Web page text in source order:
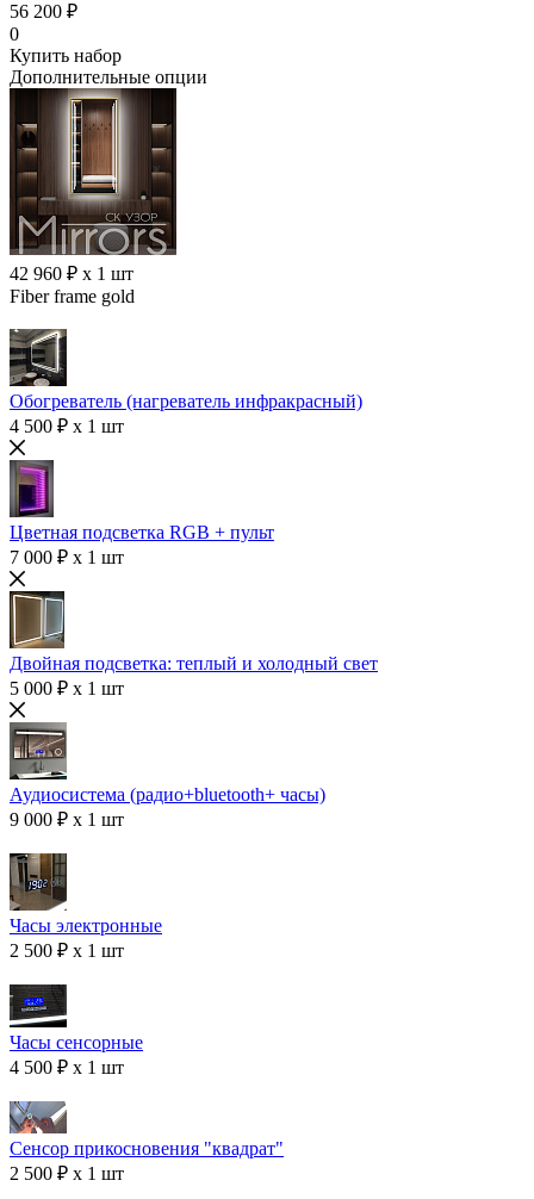
56 200 ₽
0
Купить набор
Дополнительные опции
42 960 ₽ x 1 шт
Fiber frame gold
Обогреватель (нагреватель инфракрасный)
4 500 ₽ x 1 шт
Цветная подсветка RGB + пульт
7 000 ₽ x 1 шт
Двойная подсветка: теплый и холодный свет
5 000 ₽ x 1 шт
Аудиосистема (радио+bluetooth+ часы)
9 000 ₽ x 1 шт
Часы электронные
2 500 ₽ x 1 шт
Часы сенсорные
4 500 ₽ x 1 шт
Сенсор прикосновения "квадрат"
2 500 ₽ x 1 шт